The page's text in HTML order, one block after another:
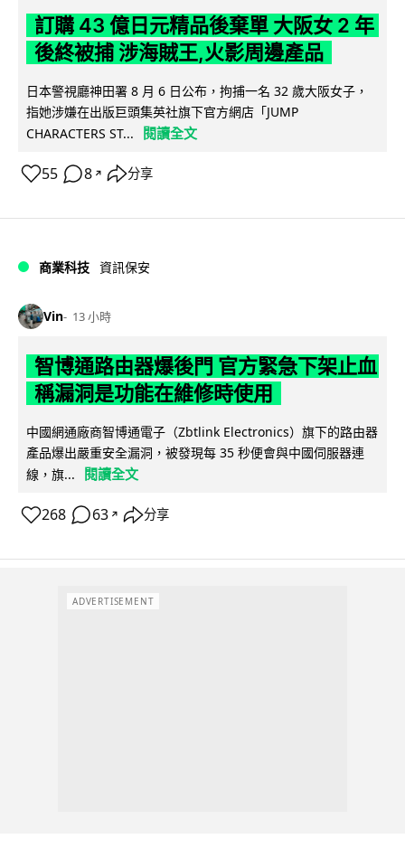
訂購 43 億日元精品後棄單 大阪女 2 年
後終被捕 涉海賊王,火影周邊產品
日本警視廳神田署 8 月 6 日公布，拘捕一名 32 歲大阪女子，
指她涉嫌在出版巨頭集英社旗下官方網店「JUMP
CHARACTERS ST...
閱讀全文
55 8 ↗ 分享
商業科技 資訊保安
Vin 13 小時
智博通路由器爆後門 官方緊急下架止血
稱漏洞是功能在維修時使用
中國網通廠商智博通電子（Zbtlink Electronics）旗下的路由器
產品爆出嚴重安全漏洞，被發現每 35 秒便會與中國伺服器連
線，旗...
閱讀全文
268 63 ↗ 分享
ADVERTISEMENT